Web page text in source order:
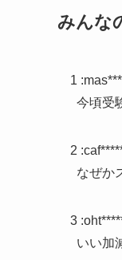
みんな
1 :
今頃受
2 :
なぜか
3 :
いい加